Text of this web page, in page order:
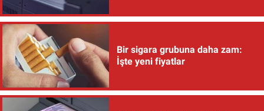
Bir sigara grubuna daha zam:
İşte yeni fiyatlar